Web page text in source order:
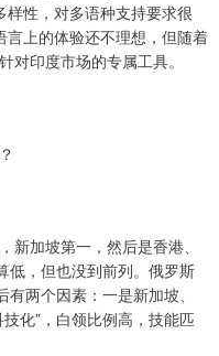
性，对多语种支持要求很
上的体验还不理想，但随着
对印度市场的专属工具。
加坡第一，然后是香港、
低，但也没到前列。俄罗斯
两个因素：一是新加坡、
化”，白领比例高，技能匹